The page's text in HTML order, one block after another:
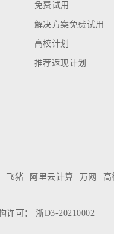
免费试用
解决方案免费试用
高校计划
推荐返现计划
飞猪 阿里云计算 万网 高
许可： 浙D3-20210002